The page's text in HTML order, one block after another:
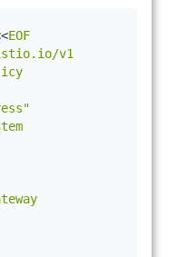
EOF
v1